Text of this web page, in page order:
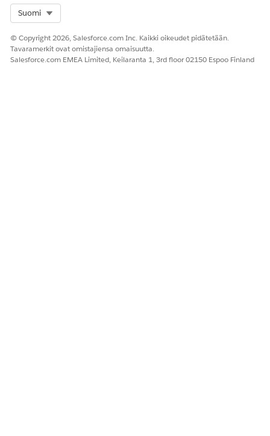
Suomi
© Copyright 2026, Salesforce.com Inc. Kaikki oikeudet pidätetään.
Tavaramerkit ovat omistajiensa omaisuutta.
Salesforce.com EMEA Limited, Keilaranta 1, 3rd floor 02150 Espoo Finland